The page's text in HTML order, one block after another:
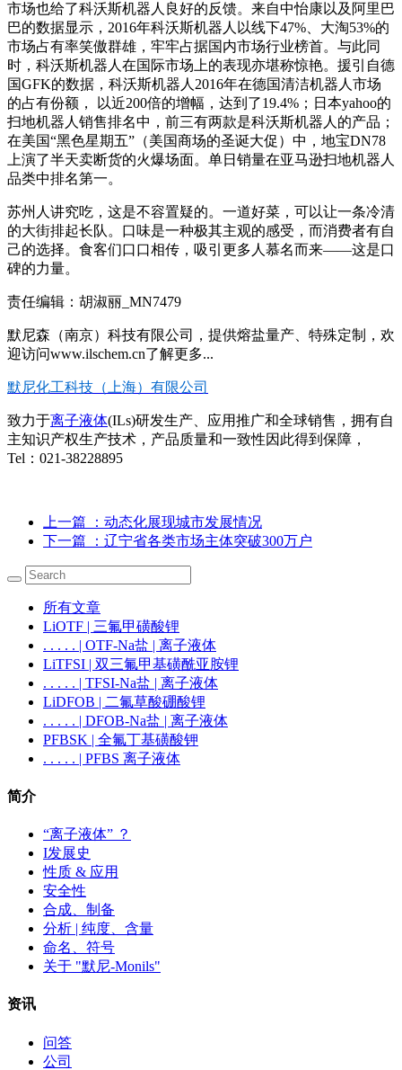
市场也给了科沃斯机器人良好的反馈。来自中怡康以及阿里巴
巴的数据显示，2016年科沃斯机器人以线下47%、大淘53%的
市场占有率笑傲群雄，牢牢占据国内市场行业榜首。与此同
时，科沃斯机器人在国际市场上的表现亦堪称惊艳。援引自德
国GFK的数据，科沃斯机器人2016年在德国清洁机器人市场
的占有份额， 以近200倍的增幅，达到了19.4%；日本yahoo的
扫地机器人销售排名中，前三有两款是科沃斯机器人的产品；
在美国“黑色星期五”（美国商场的圣诞大促）中，地宝DN78
上演了半天卖断货的火爆场面。单日销量在亚马逊扫地机器人
品类中排名第一。
苏州人讲究吃，这是不容置疑的。一道好菜，可以让一条冷清
的大街排起长队。口味是一种极其主观的感受，而消费者有自
己的选择。食客们口口相传，吸引更多人慕名而来——这是口
碑的力量。
责任编辑：胡淑丽_MN7479
默尼森（南京）科技有限公司，提供熔盐量产、特殊定制，欢
迎访问www.ilschem.cn了解更多...
默尼化工科技（上海）有限公司
致力于离子液体(ILs)研发生产、应用推广和全球销售，拥有自
主知识产权生产技术，产品质量和一致性因此得到保障，
Tel：021-38228895
上一篇
：动态化展现城市发展情况
下一篇
：辽宁省各类市场主体突破300万户
所有文章
LiOTF | 三氟甲磺酸锂
. . . . . | OTF-Na盐 | 离子液体
LiTFSI | 双三氟甲基磺酰亚胺锂
. . . . . | TFSI-Na盐 | 离子液体
LiDFOB | 二氟草酸硼酸锂
. . . . . | DFOB-Na盐 | 离子液体
PFBSK | 全氟丁基磺酸钾
. . . . . | PFBS 离子液体
简介
“离子液体” ？
I发展史
性质 & 应用
安全性
合成、制备
分析 | 纯度、含量
命名、符号
关于 "默尼-Monils"
资讯
问答
公司